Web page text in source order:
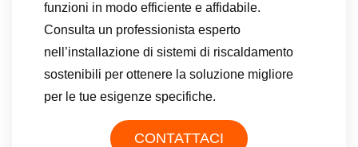
funzioni in modo efficiente e affidabile.
Consulta un professionista esperto
nell’installazione di sistemi di riscaldamento
sostenibili per ottenere la soluzione migliore
per le tue esigenze specifiche.
CONTATTACI